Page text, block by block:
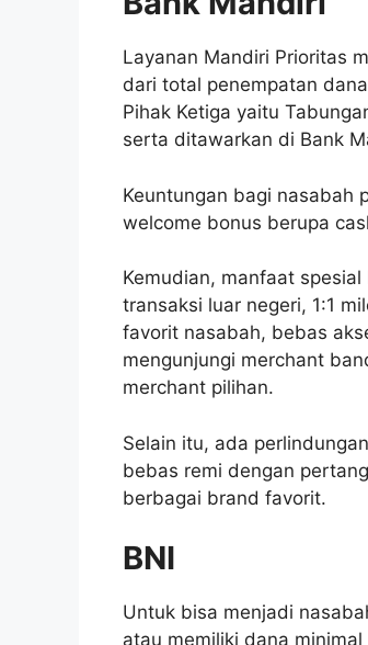
Layanan Mandiri Prioritas
dari total penempatan
Pihak Ketiga yaitu
serta ditawarkan di Bank
Keuntungan bagi nasabah
welcome bonus berupa
Kemudian, manfaat
transaksi luar negeri, 1:1
favorit nasabah, bebas
mengunjungi merchant
merchant pilihan.
Selain itu, ada
bebas remi dengan
berbagai brand favorit.
BNI
Untuk bisa menjadi
atau memiliki dana